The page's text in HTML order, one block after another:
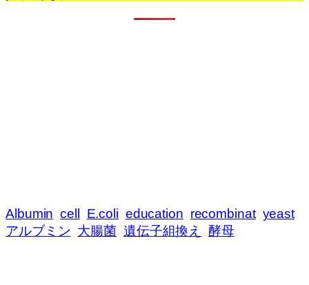
Albumin cell E.coli education recombinat yeast
アルブミン 大腸菌 遺伝子組換え 酵母